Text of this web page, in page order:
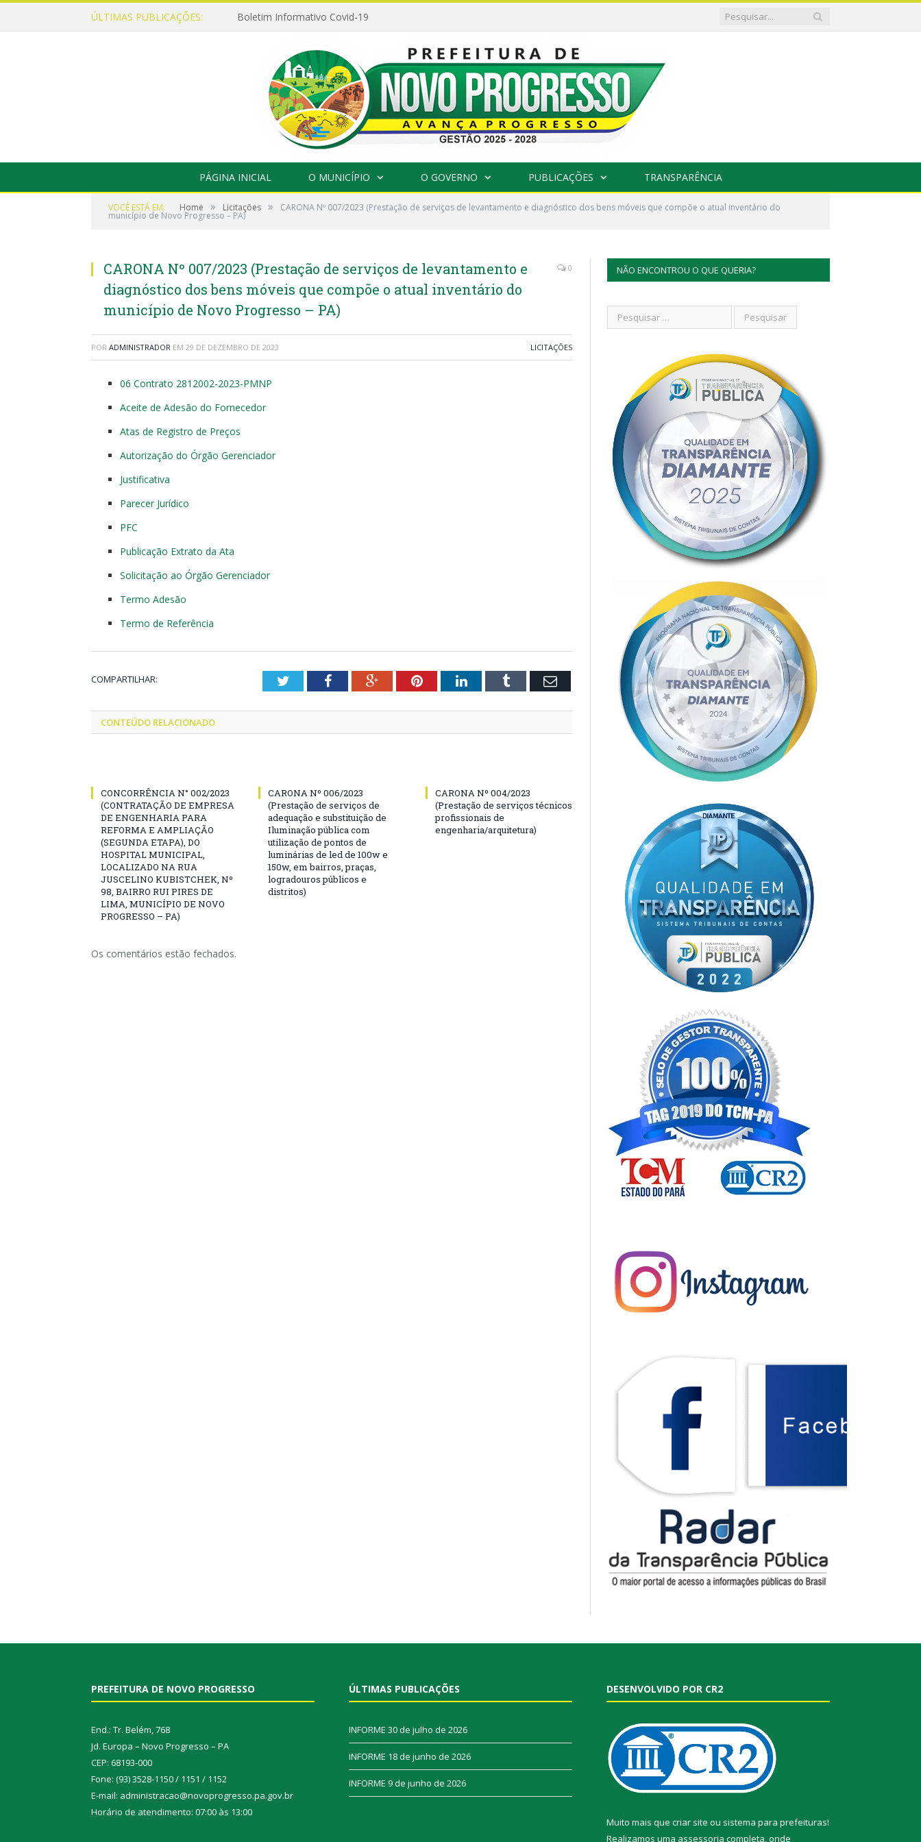
ÚLTIMAS PUBLICAÇÕES: Boletim Informativo Covid-19
PÁGINA INICIAL O MUNICÍPIO O GOVERNO PUBLICAÇÕES TRANSPARÊNCIA
VOCÊ ESTÁ EM: Home » Licitações » CARONA Nº 007/2023 (Prestação de serviços de levantamento e diagnóstico dos bens móveis que compõe o atual inventário do
município de Novo Progresso – PA)
CARONA Nº 007/2023 (Prestação de serviços de levantamento e
diagnóstico dos bens móveis que compõe o atual inventário do
município de Novo Progresso – PA)
0
POR ADMINISTRADOR EM 29 DE DEZEMBRO DE 2023 LICITAÇÕES
06 Contrato 2812002-2023-PMNP
Aceite de Adesão do Fornecedor
Atas de Registro de Preços
Autorização do Órgão Gerenciador
Justificativa
Parecer Jurídico
PFC
Publicação Extrato da Ata
Solicitação ao Órgão Gerenciador
Termo Adesão
Termo de Referência
COMPARTILHAR: TwitterFacebookGoogle+PinterestLinkedInTumblr Email
CONTEÚDO RELACIONADO
CONCORRÊNCIA N° 002/2023
(CONTRATAÇÃO DE EMPRESA
DE ENGENHARIA PARA
REFORMA E AMPLIAÇÃO
(SEGUNDA ETAPA), DO
HOSPITAL MUNICIPAL,
LOCALIZADO NA RUA
JUSCELINO KUBISTCHEK, Nº
98, BAIRRO RUI PIRES DE
LIMA, MUNICÍPIO DE NOVO
PROGRESSO – PA)
CARONA Nº 006/2023
(Prestação de serviços de
adequação e substituição de
Iluminação pública com
utilização de pontos de
luminárias de led de 100w e
150w, em bairros, praças,
logradouros públicos e
distritos)
CARONA Nº 004/2023
(Prestação de serviços técnicos
profissionais de
engenharia/arquitetura)
Os comentários estão fechados.
NÃO ENCONTROU O QUE QUERIA?
PREFEITURA DE NOVO PROGRESSO
End.: Tr. Belém, 768
Jd. Europa – Novo Progresso – PA
CEP: 68193-000
Fone: (93) 3528-1150 / 1151 / 1152
E-mail: administracao@novoprogresso.pa.gov.br
Horário de atendimento: 07:00 às 13:00
ÚLTIMAS PUBLICAÇÕES
INFORME 30 de julho de 2026
INFORME 18 de junho de 2026
INFORME 9 de junho de 2026
DESENVOLVIDO POR CR2
Muito mais que criar site ou sistema para prefeituras!
Realizamos uma assessoria completa, onde